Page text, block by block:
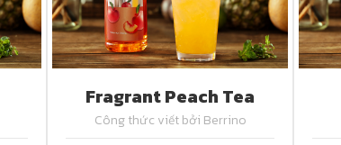
Fragrant Peach Tea
Công thức viết bởi Berrino